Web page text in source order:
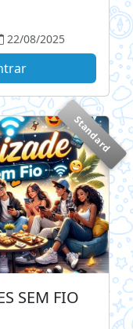
22/08/2025
Standard
SEM FIO